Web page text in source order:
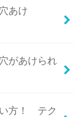
あけ
があけられ
い方！ テク